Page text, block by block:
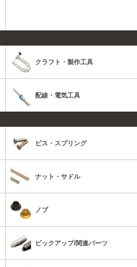
クラフト・製作工具
配線・電気工具
ビス・スプリング
ナット・サドル
ノブ
ピックアップ/関連パーツ